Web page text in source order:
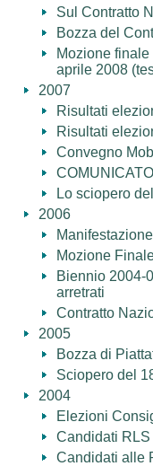
Sul Contratto
Bozza del
Mozione
aprile 2008
2007
Risultati
Risultati
Convegno
Lo sciopero
2006
Mozione
Biennio 2004-
arretrati
Contratto
2005
Bozza di
Sciopero del
2004
Elezioni
Candidati RLS
Candidati alle